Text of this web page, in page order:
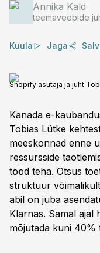
Annika Kald
teemaveebide
Kuula Jaga
Shopify asutaja ja juht
Kanada e-
Tobias Lütke
meeskonnad enne
ressursside
tööd teha. Otsus
struktuur
abil on juba
Klarnas. Samal ajal
mõjutada kuni 40%